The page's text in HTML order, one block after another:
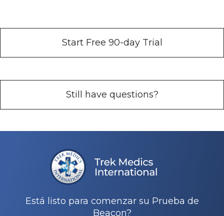
Start Free 90-day Trial
Still have questions?
Está listo para comenzar su Prueba de
Beacon?